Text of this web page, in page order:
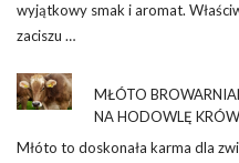
wyjątkowy smak i aromat.
zaciszu …
MŁÓTO
NA HODOWLĘ
Młóto to doskonała karma dla